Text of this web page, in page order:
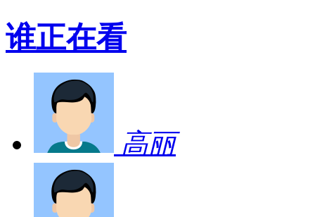
谁正在看
高丽